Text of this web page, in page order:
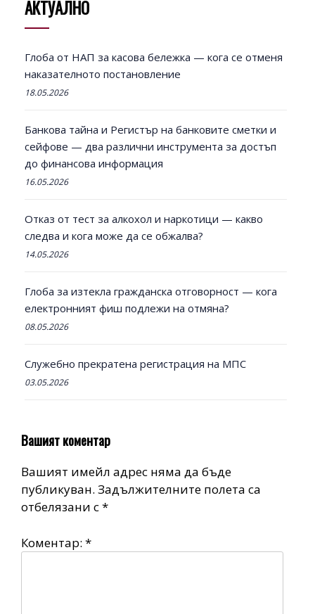
АКТУАЛНО
Глоба от НАП за касова бележка — кога се отменя
наказателното постановление
18.05.2026
Банкова тайна и Регистър на банковите сметки и
сейфове — два различни инструмента за достъп
до финансова информация
16.05.2026
Отказ от тест за алкохол и наркотици — какво
следва и кога може да се обжалва?
14.05.2026
Глоба за изтекла гражданска отговорност — кога
електронният фиш подлежи на отмяна?
08.05.2026
Служебно прекратена регистрация на МПС
03.05.2026
Вашият коментар
Вашият имейл адрес няма да бъде
публикуван. Задължителните полета са
отбелязани с*
Коментар: *